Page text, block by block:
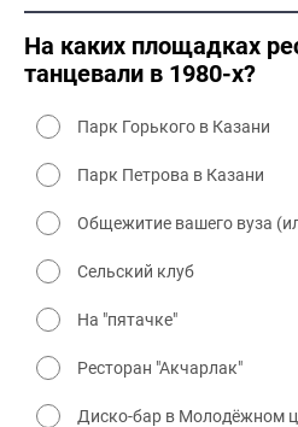
2000 культура
На каких площадках
танцевали в 1980-х?
Парк Горького в Казани
Парк Петрова в Казани
Общежитие вашего вуза
Сельский клуб
На "пятачке"
Ресторан "Акчарлак"
Диско-бар в Молодёжном